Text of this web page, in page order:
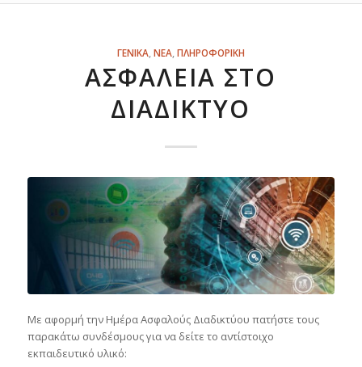
ΓΕΝΙΚΑ, ΝΕΑ, ΠΛΗΡΟΦΟΡΙΚΗ
ΑΣΦΆΛΕΙΑ ΣΤΟ
ΔΙΑΔΊΚΤΥΟ
Με αφορμή την Ημέρα Ασφαλούς Διαδικτύου πατήστε τους
παρακάτω συνδέσμους για να δείτε το αντίστοιχο
εκπαιδευτικό υλικό: